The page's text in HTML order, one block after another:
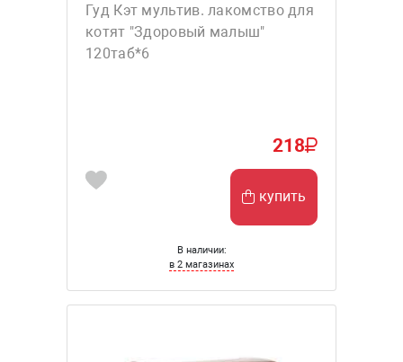
Гуд Кэт мультив. лакомство для
котят "Здоровый малыш"
120таб*6
218
купить
В наличии:
в 2 магазинах